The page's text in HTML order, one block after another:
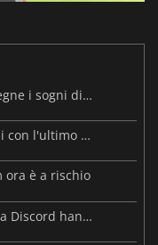
Steam Frame: il prezzo trapelato spegne i sogni di un VR economico
Palworld: Sunreach e boss più stabili con l'ultimo update
ora è a rischio
Le mappe dei malware e un attacco a Discord hanno colpito Meccha Chameleon